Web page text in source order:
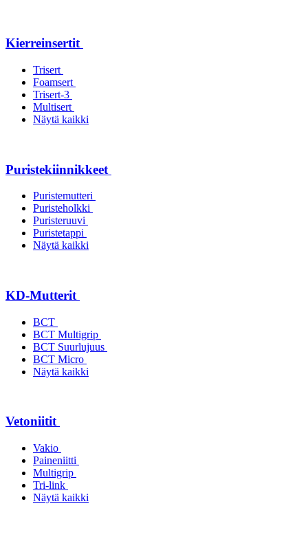
Kierreinsertit
Trisert
Foamsert
Trisert-3
Multisert
Näytä kaikki
Puristekiinnikkeet
Puristemutteri
Puristeholkki
Puristeruuvi
Puristetappi
Näytä kaikki
KD-Mutterit
BCT
BCT Multigrip
BCT Suurlujuus
BCT Micro
Näytä kaikki
Vetoniitit
Vakio
Paineniitti
Multigrip
Tri-link
Näytä kaikki